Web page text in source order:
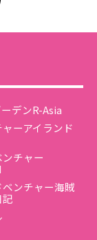
デンR-Asia
ーアイランド
チャー
ンチャー海賊